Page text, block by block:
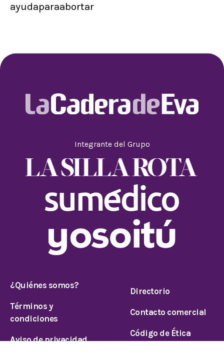
ayudaparaabortar
Integrante del Grupo
¿Quiénes somos?
Términos y
condiciones
Aviso de privacidad
Directorio
Contacto comercial
Código de Ética